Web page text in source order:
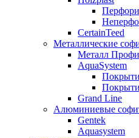
CertainTeed
Металлические
Металл
AquaSystem
Grand Line
Алюминиевые
Gentek
Aquasystem